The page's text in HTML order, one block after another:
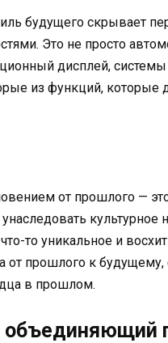
будущего скрывает
Это не просто
дисплей, системы
из функций, которые
от прошлого —
культурное
то уникальное и
от прошлого к будущему,
в прошлом.